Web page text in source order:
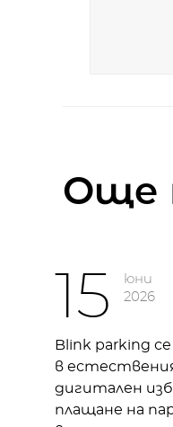
Oще
15
юни
2026
Blink parking
в
дигитален
плащане на